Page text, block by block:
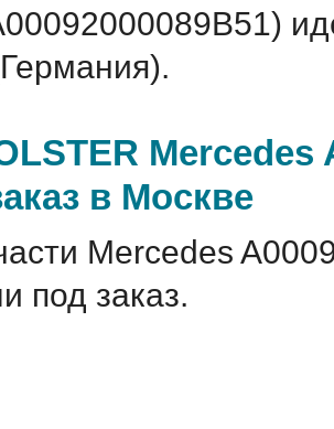
Mercedes
в Москве
Mercedes
под заказ.